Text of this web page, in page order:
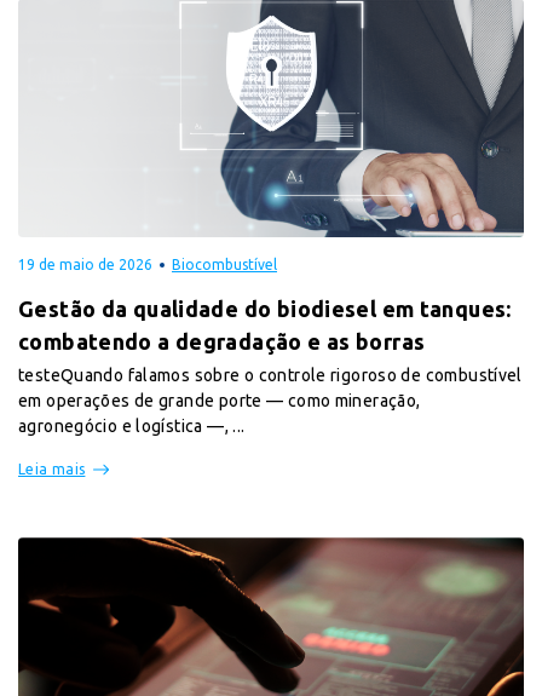
19 de maio de 2026 Biocombustível
Gestão da qualidade do biodiesel em tanques:
combatendo a degradação e as borras
testeQuando falamos sobre o controle rigoroso de combustível
em operações de grande porte — como mineração,
agronegócio e logística —, ...
Leia mais